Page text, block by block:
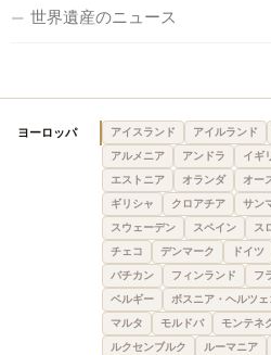
世界遺産のニュース
ヨーロッパ アイスランド アイルランド
アルメニア
アンドラ イギ
エストニア
オランダ オー
ギリシャ
クロアチア サン
スウェーデン
スペイン ス
チェコ
デンマーク ドイツ
バチカン
フィンランド フ
ベルギー
ボスニア・ヘルツェ
マルタ
モルドバ モンテネ
ルクセンブルク
ルーマニア